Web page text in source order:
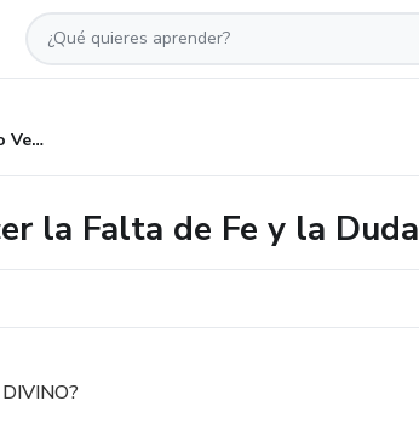
Guía Bíblica: Cómo Vencer la Falta de Fe y la Duda
la Falta de Fe y la Duda